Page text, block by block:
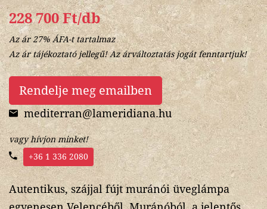
228 700 Ft/db
Az ár 27% ÁFA-t tartalmaz
Az ár tájékoztató jellegű! Az árváltoztatás jogát fenntartjuk!
Rendelje meg emailben
mediterran@lameridiana.hu
vagy hívjon minket!
+36 1 336 2080
Autentikus, szájjal fújt muránói üveglámpa